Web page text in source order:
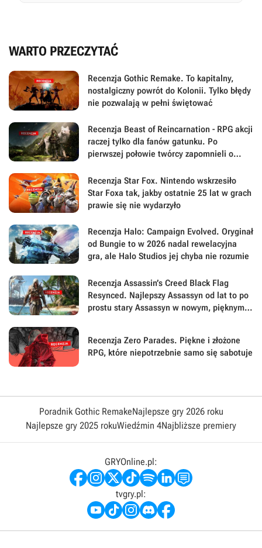
WARTO PRZECZYTAĆ
Recenzja Gothic Remake. To kapitalny,
nostalgiczny powrót do Kolonii. Tylko błędy
nie pozwalają w pełni świętować
Recenzja Beast of Reincarnation - RPG akcji
raczej tylko dla fanów gatunku. Po
pierwszej połowie twórcy zapomnieli o
Recenzja Star Fox. Nintendo wskrzesiło
Star Foxa tak, jakby ostatnie 25 lat w grach
prawie się nie wydarzyło
Recenzja Halo: Campaign Evolved. Oryginał
od Bungie to w 2026 nadal rewelacyjna
gra, ale Halo Studios jej chyba nie rozumie
Recenzja Assassin’s Creed Black Flag
Resynced. Najlepszy Assassyn od lat to po
prostu stary Assassyn w nowym, pięknym
Recenzja Zero Parades. Piękne i złożone
RPG, które niepotrzebnie samo się sabotuje
Poradnik Gothic RemakeNajlepsze gry 2026 roku
Najlepsze gry 2025 rokuWiedźmin 4Najbliższe premiery
GRYOnline.pl:
tvgry.pl: